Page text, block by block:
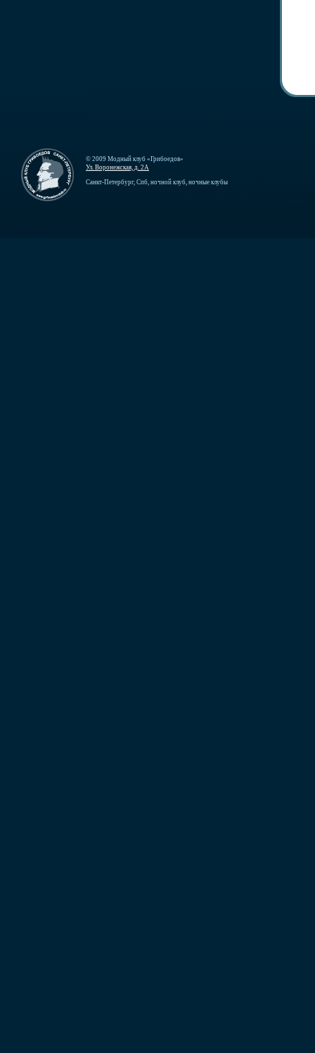
© 2009 Модный клуб «Грибоедов»
Ул. Воронежская, д. 2А
Санкт-Петербург, Спб, ночной клуб, ночные клубы